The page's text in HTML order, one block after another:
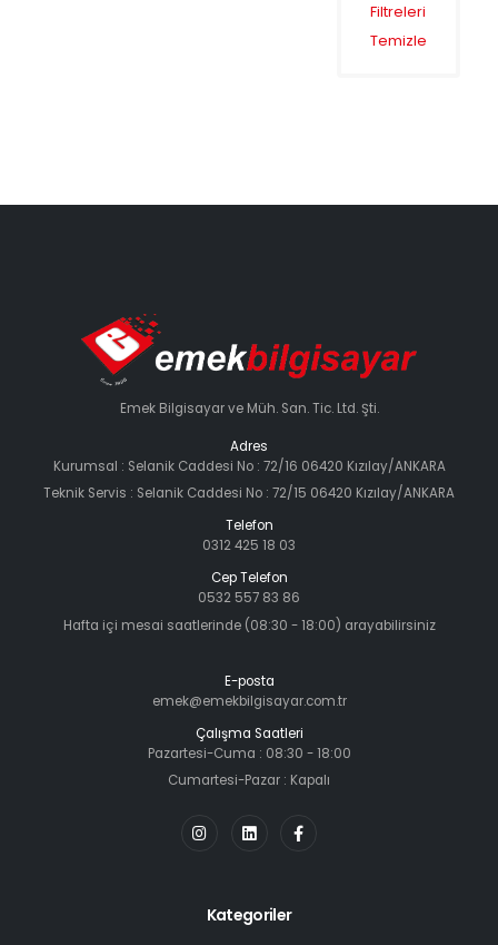
Filtreleri
Temizle
Emek Bilgisayar ve Müh. San. Tic. Ltd. Şti.
Adres
Kurumsal : Selanik Caddesi No : 72/16 06420 Kızılay/ANKARA
Teknik Servis : Selanik Caddesi No : 72/15 06420 Kızılay/ANKARA
Telefon
0312 425 18 03
Cep Telefon
0532 557 83 86
Hafta içi mesai saatlerinde (08:30 - 18:00) arayabilirsiniz
E-posta
emek@emekbilgisayar.com.tr
Çalışma Saatleri
Pazartesi-Cuma : 08:30 - 18:00
Cumartesi-Pazar : Kapalı
Kategoriler